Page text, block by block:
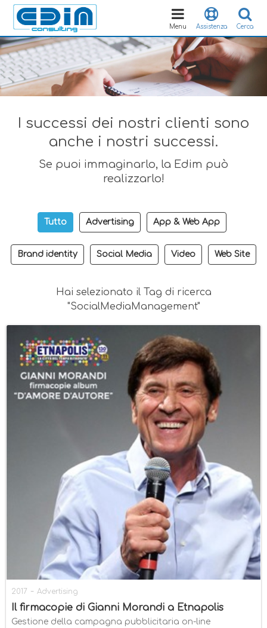
Cerca
Assistenza
Toggle
navigation
Menu
I successi dei nostri clienti sono
anche i nostri successi.
Se puoi immaginarlo, la Edim può
realizzarlo!
Tutto Advertising App & Web App
Brand identity Social Media Video Web Site
Hai selezionato il Tag di ricerca
"SocialMediaManagement"
2017 - Advertising
Il firmacopie di Gianni Morandi a Etnapolis
Gestione della campagna pubblicitaria on-line